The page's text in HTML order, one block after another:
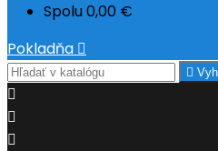
Spolu0,00 €
Pokladňa 



